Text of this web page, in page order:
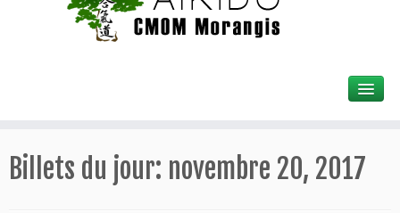
Billets du jour: novembre 20, 2017